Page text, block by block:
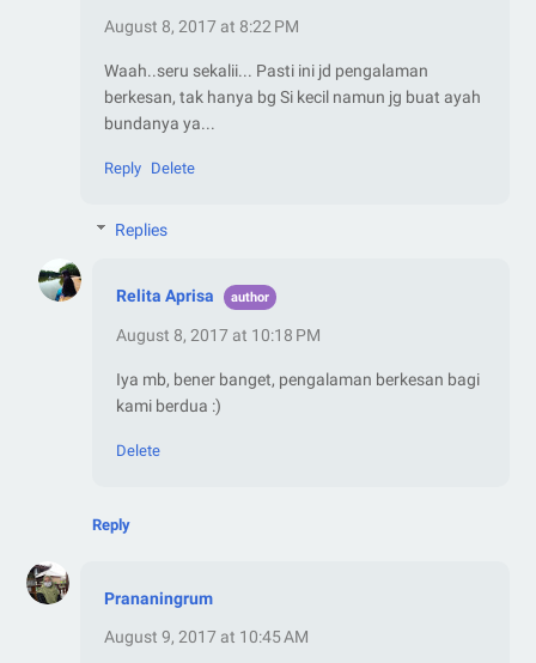
August 8, 2017 at 8:22 PM
Waah..seru sekalii... Pasti ini jd pengalaman
berkesan, tak hanya bg Si kecil namun jg buat ayah
bundanya ya...
Reply Delete
Replies
Relita Aprisa
August 8, 2017 at 10:18 PM
Iya mb, bener banget, pengalaman berkesan bagi
kami berdua :)
Delete
Reply
Prananingrum
August 9, 2017 at 10:45 AM